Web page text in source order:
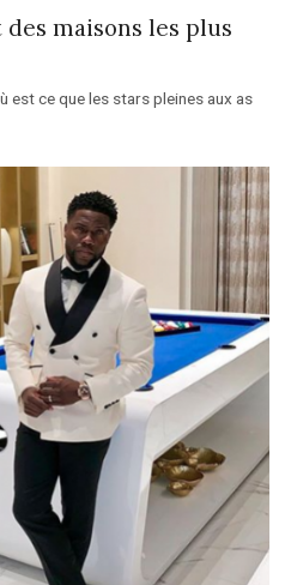
maisons les plus
est ce que les stars pleines aux as